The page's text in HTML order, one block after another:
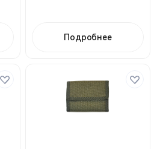
Подробнее